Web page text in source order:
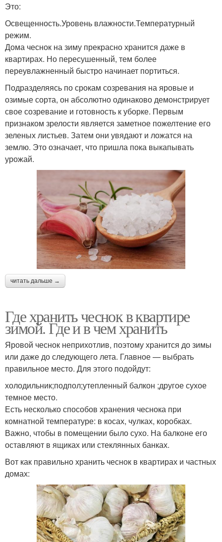
Это:
Освещенность.Уровень влажности.Температурный
режим.
Дома чеснок на зиму прекрасно хранится даже в
квартирах. Но пересушенный, тем более
переувлажненный быстро начинает портиться.
Подразделяясь по срокам созревания на яровые и
озимые сорта, он абсолютно одинаково демонстрирует
свое созревание и готовность к уборке. Первым
признаком зрелости является заметное пожелтение его
зеленых листьев. Затем они увядают и ложатся на
землю. Это означает, что пришла пока выкапывать
урожай.
читать дальше →
Где хранить чеснок в квартире
зимой. Где и в чем хранить
Яровой чеснок неприхотлив, поэтому хранится до зимы
или даже до следующего лета. Главное — выбрать
правильное место. Для этого подойдут:
холодильник;подпол;утепленный балкон ;другое сухое
темное место.
Есть несколько способов хранения чеснока при
комнатной температуре: в косах, чулках, коробках.
Важно, чтобы в помещении было сухо. На балконе его
оставляют в ящиках или стеклянных банках.
Вот как правильно хранить чеснок в квартирах и частных
домах: